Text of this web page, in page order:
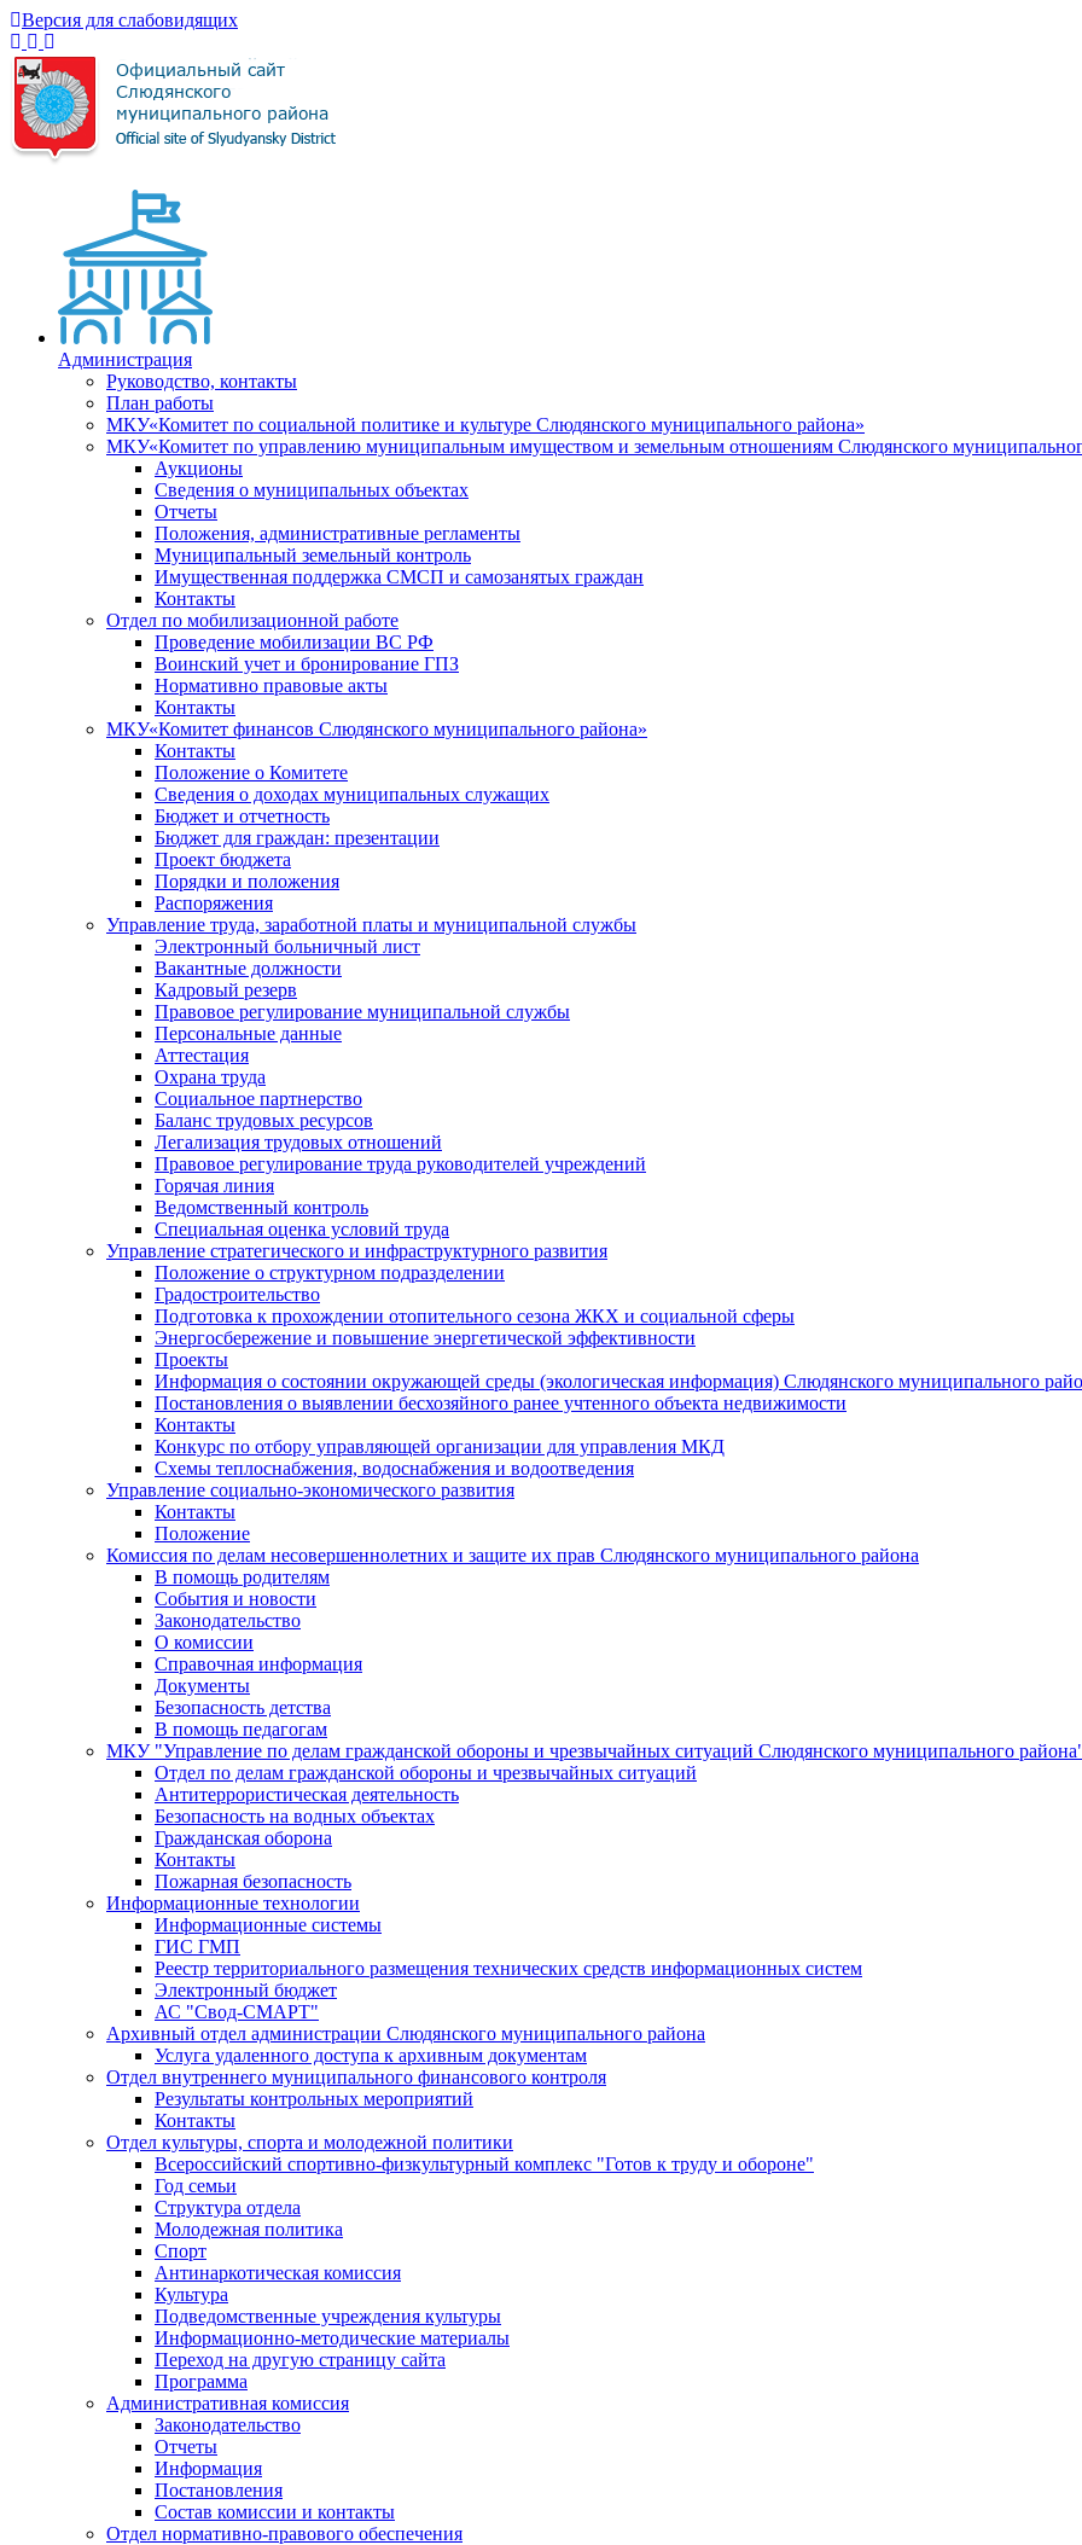
Версия для слабовидящих
Администрация
Руководство, контакты
План работы
МКУ«Комитет по социальной политике и культуре Слюдянского муниципального района»
МКУ«Комитет по управлению муниципальным имуществом и земельным отношениям Слюдянского
Аукционы
Сведения о муниципальных объектах
Отчеты
Положения, административные регламенты
Муниципальный земельный контроль
Имущественная поддержка СМСП и самозанятых граждан
Контакты
Отдел по мобилизационной работе
Проведение мобилизации ВС РФ
Воинский учет и бронирование ГПЗ
Нормативно правовые акты
Контакты
МКУ«Комитет финансов Слюдянского муниципального района»
Контакты
Положение о Комитете
Сведения о доходах муниципальных служащих
Бюджет и отчетность
Бюджет для граждан: презентации
Проект бюджета
Порядки и положения
Распоряжения
Управление труда, заработной платы и муниципальной службы
Электронный больничный лист
Вакантные должности
Кадровый резерв
Правовое регулирование муниципальной службы
Персональные данные
Аттестация
Охрана труда
Социальное партнерство
Баланс трудовых ресурсов
Легализация трудовых отношений
Правовое регулирование труда руководителей учреждений
Горячая линия
Ведомственный контроль
Специальная оценка условий труда
Управление стратегического и инфраструктурного развития
Положение о структурном подразделении
Градостроительство
Подготовка к прохождении отопительного сезона ЖКХ и социальной сферы
Энергосбережение и повышение энергетической эффективности
Проекты
Информация о состоянии окружающей среды (экологическая информация) Слюдянского муниципального
Постановления о выявлении бесхозяйного ранее учтенного объекта недвижимости
Контакты
Конкурс по отбору управляющей организации для управления МКД
Схемы теплоснабжения, водоснабжения и водоотведения
Управление социально-экономического развития
Контакты
Положение
Комиссия по делам несовершеннолетних и защите их прав Слюдянского муниципального района
В помощь родителям
События и новости
Законодательство
О комиссии
Справочная информация
Документы
Безопасность детства
В помощь педагогам
МКУ "Управление по делам гражданской обороны и чрезвычайных ситуаций Слюдянского муниципального
Отдел по делам гражданской обороны и чрезвычайных ситуаций
Антитеррористическая деятельность
Безопасность на водных объектах
Гражданская оборона
Контакты
Пожарная безопасность
Информационные технологии
Информационные системы
ГИС ГМП
Реестр территориального размещения технических средств информационных систем
Электронный бюджет
АС "Свод-СМАРТ"
Архивный отдел администрации Слюдянского муниципального района
Услуга удаленного доступа к архивным документам
Отдел внутреннего муниципального финансового контроля
Результаты контрольных мероприятий
Контакты
Отдел культуры, спорта и молодежной политики
Всероссийский спортивно-физкультурный комплекс "Готов к труду и обороне"
Год семьи
Структура отдела
Молодежная политика
Спорт
Антинаркотическая комиссия
Культура
Подведомственные учреждения культуры
Информационно-методические материалы
Переход на другую страницу сайта
Программа
Административная комиссия
Законодательство
Отчеты
Информация
Постановления
Состав комиссии и контакты
Отдел нормативно-правового обеспечения